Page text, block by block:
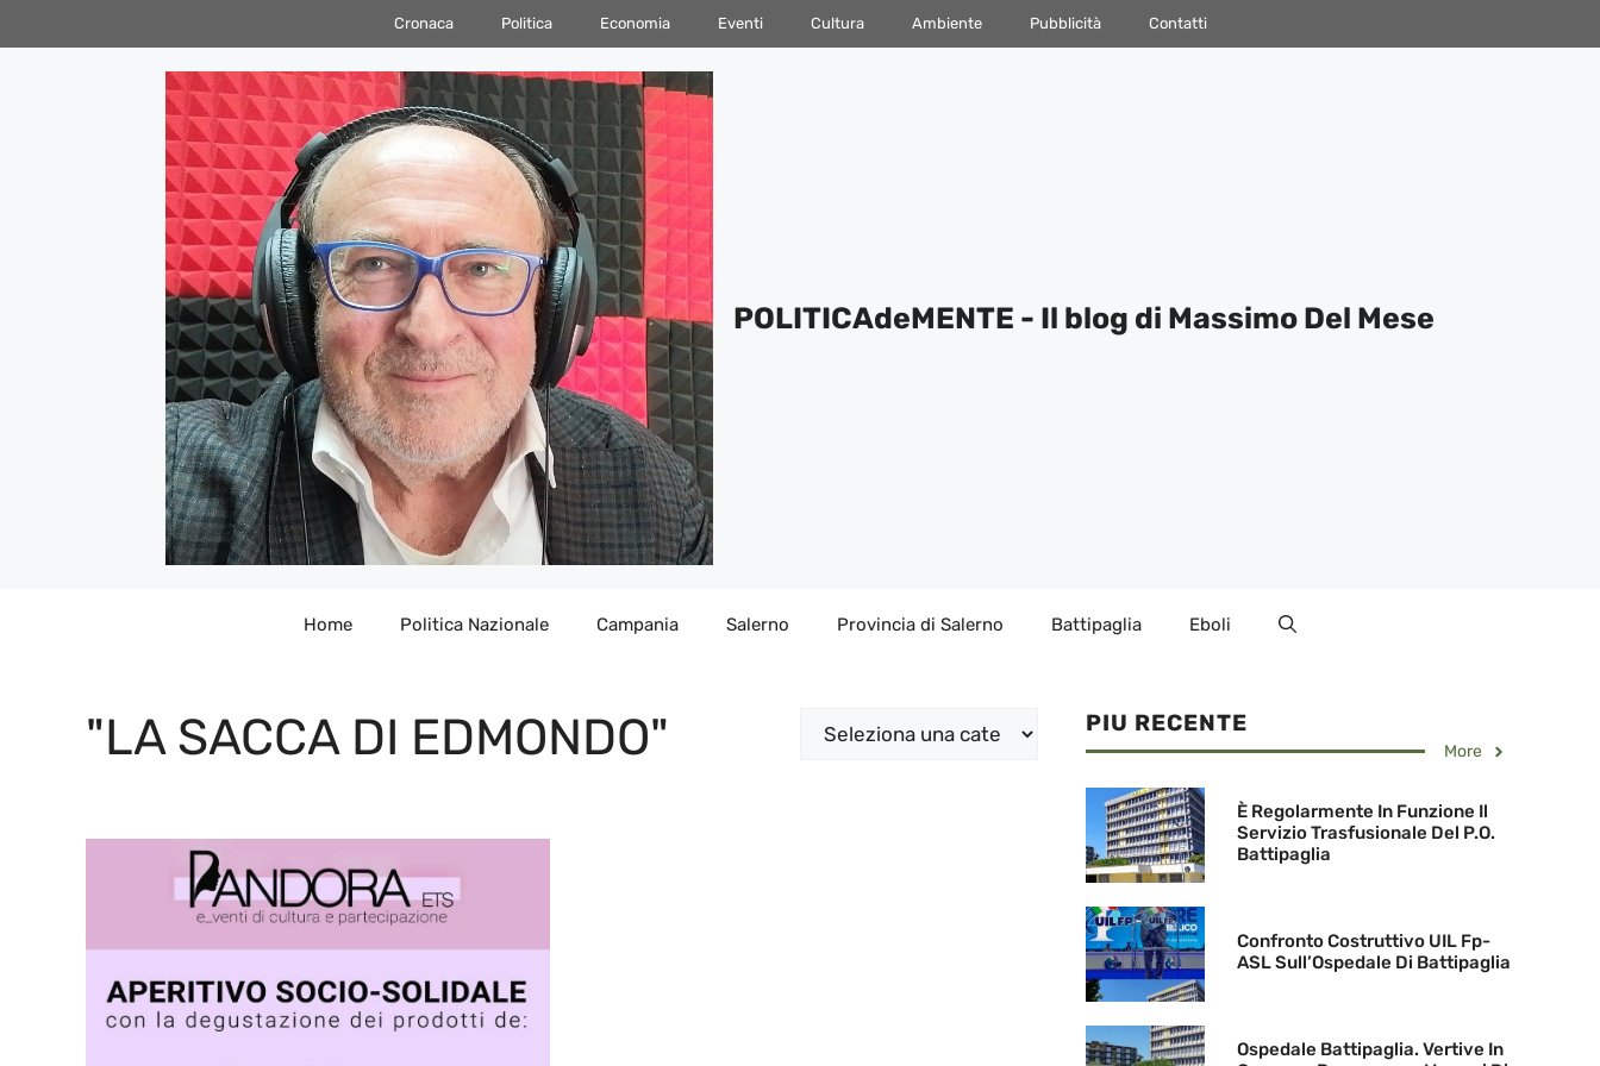
al
Cronaca Politica Economia Eventi Cultura Ambiente Pubblicità Contatti
POLITICAdeMENTE - Il blog di Massimo Del Mese
Home Politica Nazionale Campania Salerno Provincia di Salerno Battipaglia Eboli
"LA SACCA DI EDMONDO" Categorie PIU RECENTE
More
È Regolarmente In Funzione Il
Servizio Trasfusionale Del P.O.
Battipaglia
Confronto Costruttivo UIL Fp-
ASL Sull’Ospedale Di Battipaglia
Ospedale Battipaglia. Vertive In